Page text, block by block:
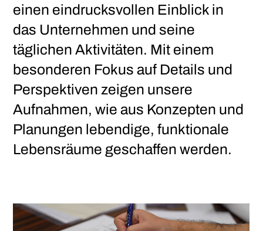
einen eindrucksvollen Einblick in
das Unternehmen und seine
täglichen Aktivitäten. Mit einem
besonderen Fokus auf Details und
Perspektiven zeigen unsere
Aufnahmen, wie aus Konzepten und
Planungen lebendige, funktionale
Lebensräume geschaffen werden.